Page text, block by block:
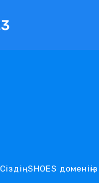
Сіздің .SHOES